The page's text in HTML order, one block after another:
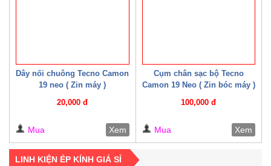
Dây nối chuông Tecno Camon
19 neo ( Zin máy )
20,000 đ
Mua Xem
Cụm chân sạc bộ Tecno
Camon 19 Neo ( Zin bóc máy )
100,000 đ
Mua Xem
LINH KIỆN ÉP KÍNH GIÁ SỈ